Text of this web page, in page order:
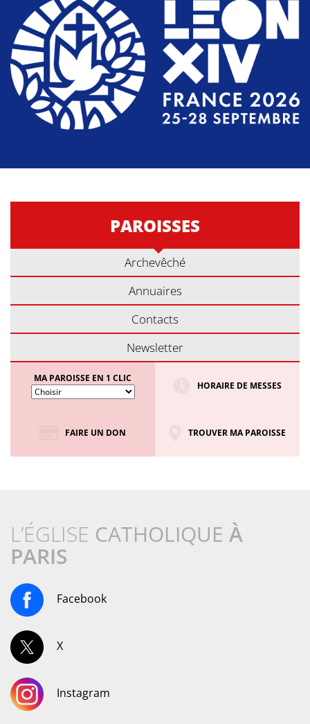
PAROISSES
Archevêché
Annuaires
Contacts
Newsletter
MA PAROISSE EN 1 CLIC
HORAIRE DE MESSES
FAIRE UN DON TROUVER MA PAROISSE
L’ÉGLISE CATHOLIQUE À
PARIS
Facebook
X
Instagram